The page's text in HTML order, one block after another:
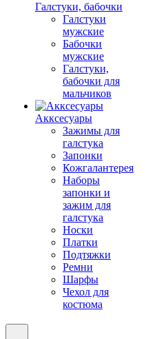
Галстуки, бабочки
Галстуки
мужские
Бабочки
мужские
Галстуки,
бабочки для
мальчиков
Акксесуары
Зажимы для
галстука
Запонки
Кожгалантерея
Наборы
запонки и
зажим для
галстука
Носки
Платки
Подтяжки
Ремни
Шарфы
Чехол для
костюма